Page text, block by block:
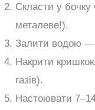
Скласти у бочку
металеве!).
Залити водою —
Накрити
газів).
Настоювати